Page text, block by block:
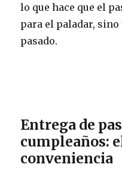
lo que hace que el
para el paladar,
pasado.
Entrega de
cumpleaños:
conveniencia